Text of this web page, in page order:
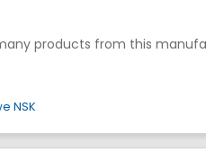
products from this
NSK